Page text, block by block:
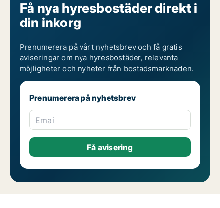
Få nya hyresbostäder direkt i
din inkorg
Prenumerera på vårt nyhetsbrev och få gratis
aviseringar om nya hyresbostäder, relevanta
möjligheter och nyheter från bostadsmarknaden.
Prenumerera på nyhetsbrev
Email